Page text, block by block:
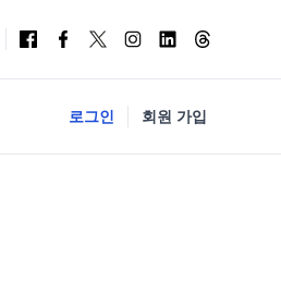
로그인 회원 가입